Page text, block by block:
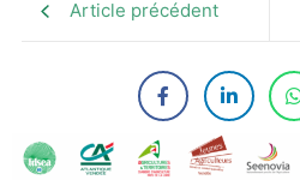
Article précédent